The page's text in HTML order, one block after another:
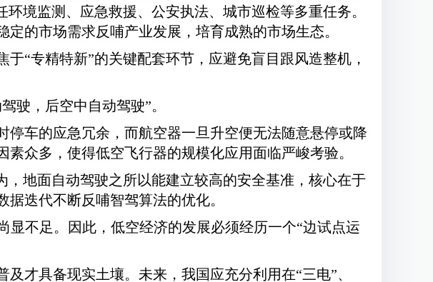
境监测、应急救援、公安执法、城市巡检等多重任务。
的市场需求反哺产业发展，培育成熟的市场生态。
“专精特新”的关键配套环节，应避免盲目跟风造整机，
驶，后空中自动驾驶”。
车的应急冗余，而航空器一旦升空便无法随意悬停或降
众多，使得低空飞行器的规模化应用面临严峻考验。
地面自动驾驶之所以能建立较高的安全基准，核心在于
迭代不断反哺智驾算法的优化。
不足。因此，低空经济的发展必须经历一个“边试点运
才具备现实土壤。未来，我国应充分利用在“三电”、